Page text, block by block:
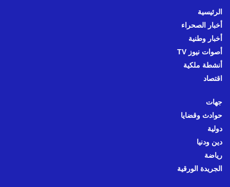
الرئيسية
أخبار الصحراء
أخبار وطنية
أصوات نيوز TV
أنشطة ملكية
اقتصاد
جهات
حوادث وقضايا
دولية
دين ودنيا
رياضة
الجريدة الورقية